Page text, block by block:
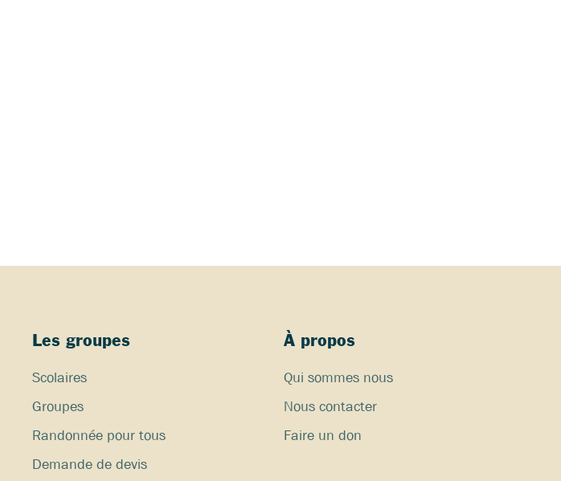
Les groupes
Scolaires
Groupes
Randonnée pour tous
Demande de devis
À propos
Qui sommes nous
Nous contacter
Faire un don